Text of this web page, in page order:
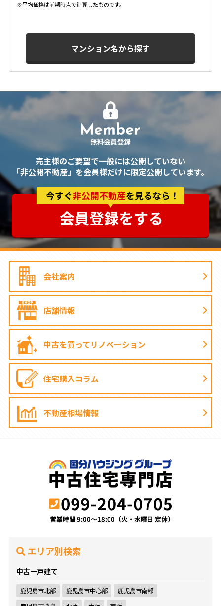
※平均価格は前期時点で計算したものです。
マンション名から探す
売主様のご要望で一般には公開していない
「非公開不動産」を会員様だけに限定公開しています。
会社案内
店舗情報
中古を買ってリノベーション
住宅購入コラム
不動産相場情報
エリア別検索
中古一戸建て
鹿児島市北部 鹿児島市中心部
鹿児島市南部